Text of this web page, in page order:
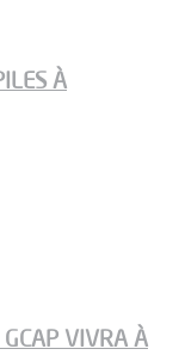
À
VIVRA À